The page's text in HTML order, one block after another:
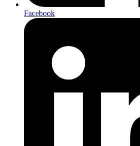
Facebook